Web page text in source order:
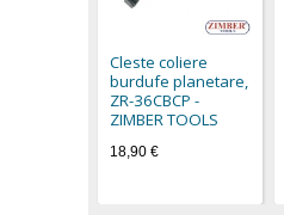
Cleste coliere
burdufe planetare,
ZR-36CBCP -
ZIMBER TOOLS
18,90 €